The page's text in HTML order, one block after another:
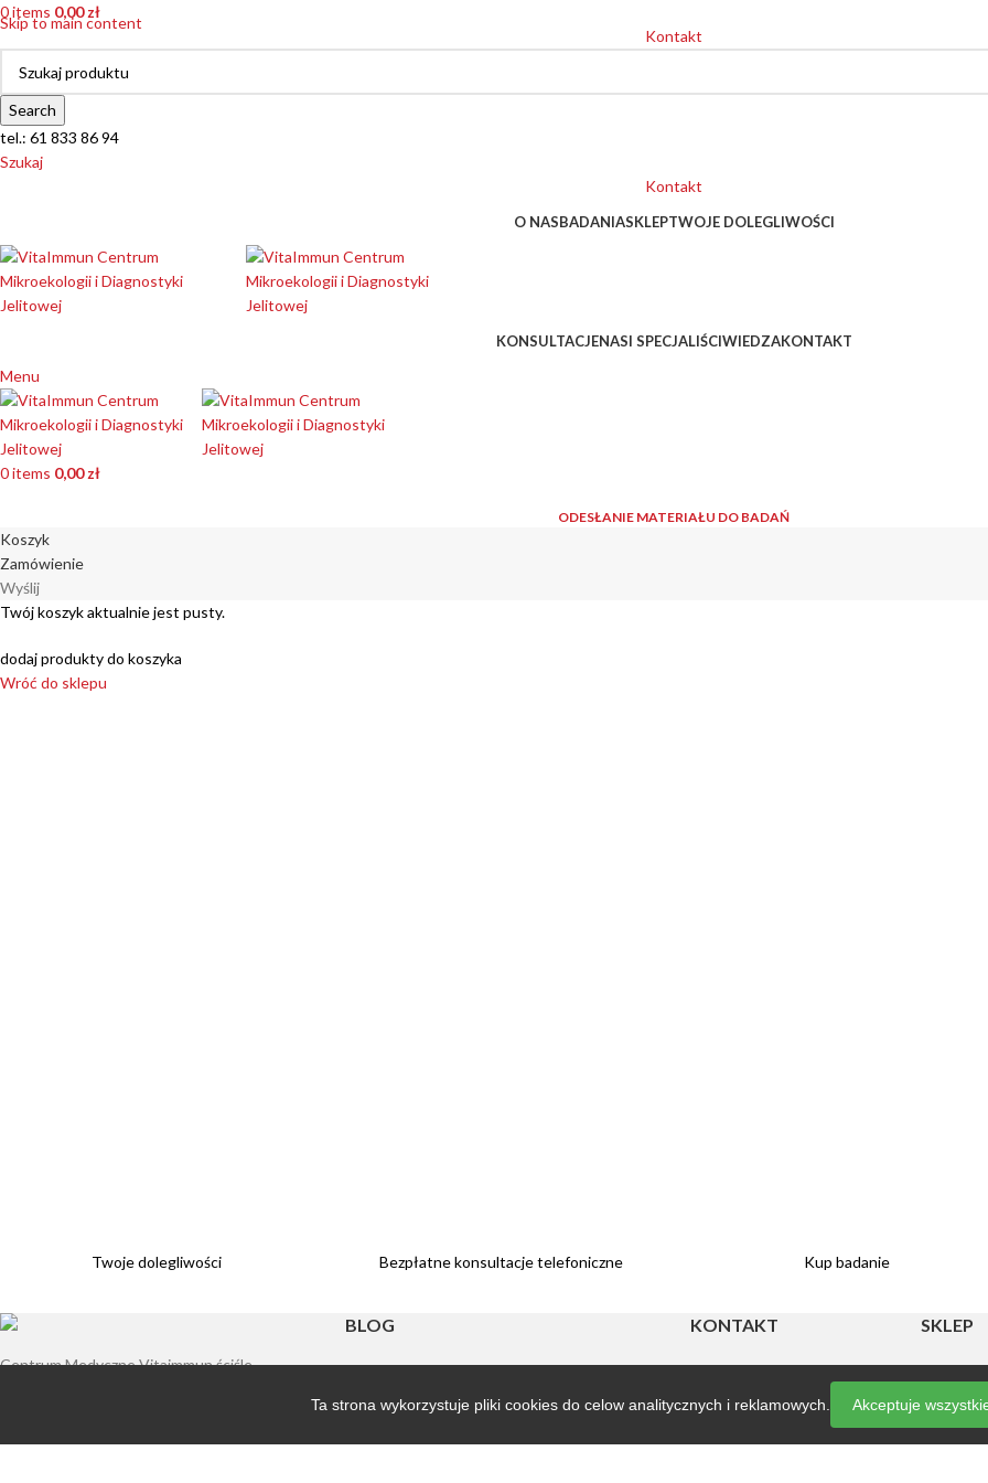
Skip to main content
0items 0,00zł
Kontakt
Search
tel.: 61 833 86 94
Szukaj
Kontakt
O NASBADANIASKLEPTWOJE DOLEGLIWOŚCI
KONSULTACJENASI SPECJALIŚCIWIEDZAKONTAKT
Menu
0items 0,00zł
ODESŁANIE MATERIAŁU DO BADAŃ
Koszyk
Zamówienie
Wyślij
Twój koszyk aktualnie jest pusty.
dodaj produkty do koszyka
Wróć do sklepu
Twoje dolegliwości Bezpłatne konsultacje telefoniczne Kup badanie
Centrum Medyczne Vitaimmun ściśle
BLOG
Po co nam błonnik w diecie?
Bakterie jako broń w walce z nadwagą i
KONTAKT
ul Kosynierska 10a/L2
60-241 Poznań
tel.: + 48 61 833 86 94
SKLEP
Ta strona wykorzystuje pliki cookies do celow analitycznych i reklamowych. Akceptuje